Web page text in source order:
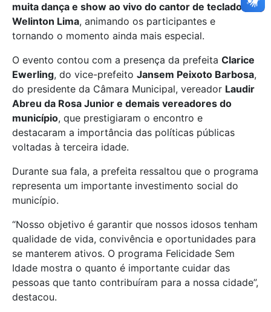
muita dança e show ao vivo do cantor de teclados
Welinton Lima, animando os participantes e
tornando o momento ainda mais especial.
O evento contou com a presença da prefeita Clarice
Ewerling, do vice-prefeito Jansem Peixoto Barbosa,
do presidente da Câmara Municipal, vereador Laudir
Abreu da Rosa Junior e demais vereadores do
município, que prestigiaram o encontro e
destacaram a importância das políticas públicas
voltadas à terceira idade.
Durante sua fala, a prefeita ressaltou que o programa
representa um importante investimento social do
município.
“Nosso objetivo é garantir que nossos idosos tenham
qualidade de vida, convivência e oportunidades para
se manterem ativos. O programa Felicidade Sem
Idade mostra o quanto é importante cuidar das
pessoas que tanto contribuíram para a nossa cidade”,
destacou.